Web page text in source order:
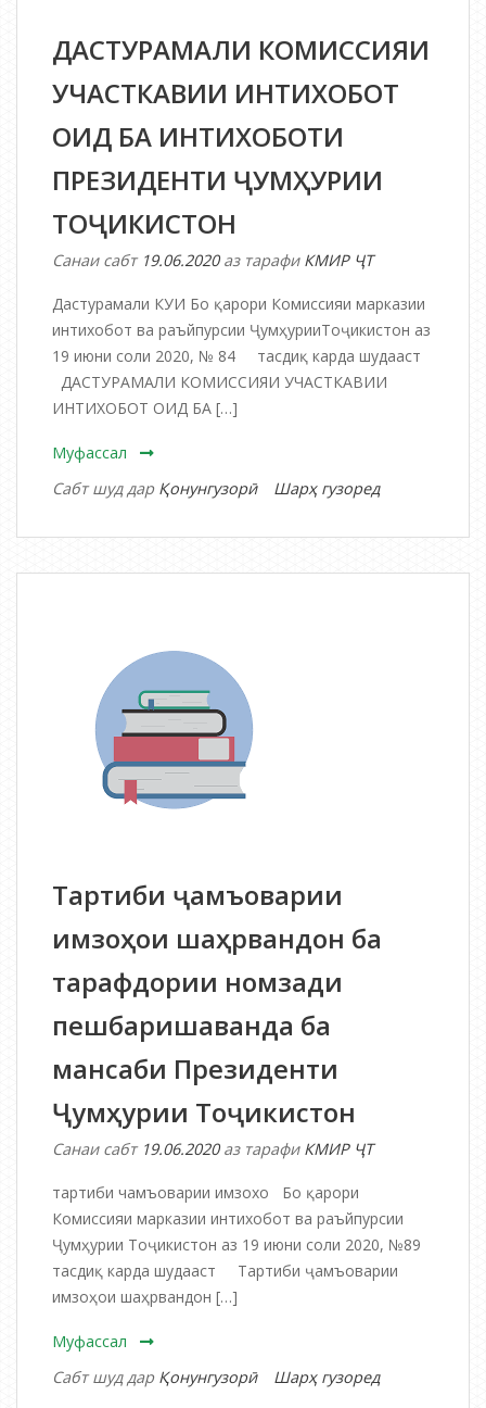
ДАСТУРАМАЛИ КОМИССИЯИ
УЧАСТКАВИИ ИНТИХОБОТ
ОИД БА ИНТИХОБОТИ
ПРЕЗИДЕНТИ ҶУМҲУРИИ
ТОҶИКИСТОН
Санаи сабт 19.06.2020аз тарафи КМИР ҶТ
Дастурамали КУИ Бо қарори Комиссияи марказии
интихобот ва раъйпурсии ҶумҳурииТоҷикистон аз
19 июни соли 2020, № 84 тасдиқ карда шудааст
ДАСТУРАМАЛИ КОМИССИЯИ УЧАСТКАВИИ
ИНТИХОБОТ ОИД БА […]
Муфассал
Сабт шуд дар Қонунгузорӣ Шарҳ гузореддар
КОМИССИЯИ
УЧАСТКАВИИ
Тартиби ҷамъоварии
имзоҳои шаҳрвандон ба
тарафдории номзади
пешбаришаванда ба
мансаби Президенти
Ҷумҳурии Тоҷикистон
Санаи сабт 19.06.2020аз тарафи КМИР ҶТ
тартиби чамъоварии имзохо Бо қарори
Комиссияи марказии интихобот ва раъйпурсии
Ҷумҳурии Тоҷикистон аз 19 июни соли 2020, №89
тасдиқ карда шудааст Тартиби ҷамъоварии
имзоҳои шаҳрвандон […]
Муфассал
Сабт шуд дар Қонунгузорӣ Шарҳ гузореддар